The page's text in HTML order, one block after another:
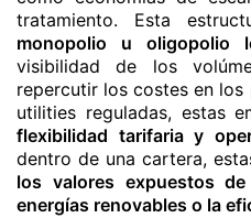
tratamiento. Esta
monopolio u oligopolio
visibilidad de los
repercutir los costes en
utilities reguladas, estas
flexibilidad tarifaria y
dentro de una cartera,
los valores expuestos
energías renovables o la